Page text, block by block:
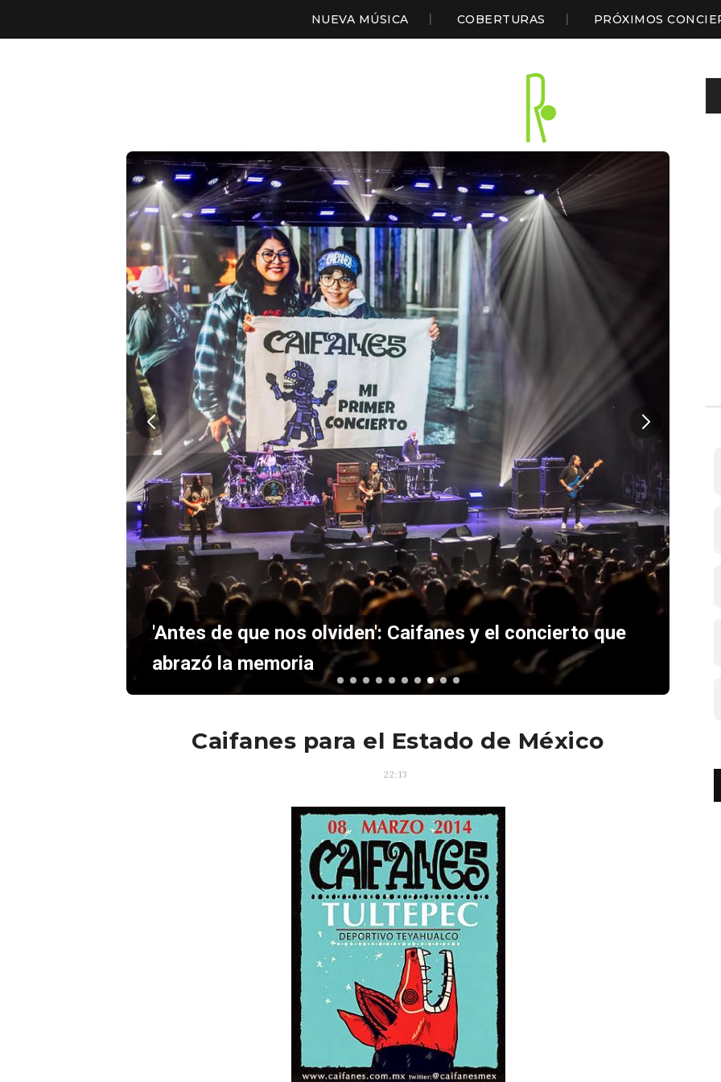
NUEVA MÚSICA COBERTURAS PRÓXIMOS
'Antes de que nos olviden': Caifanes y el concierto que
abrazó la memoria
Caifanes para el Estado de México
22:13